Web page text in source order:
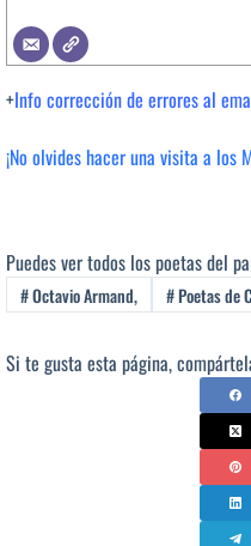
+Info corrección de errores al
¡No olvides hacer una visita a los
Puedes ver todos los poetas del
#Octavio Armand, #Poetas de
Si te gusta esta página,